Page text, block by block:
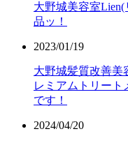
大野城美容室
品ッ！
2023/01/19
大野城髪質改善美
レミアムトリート
です！
2024/04/20